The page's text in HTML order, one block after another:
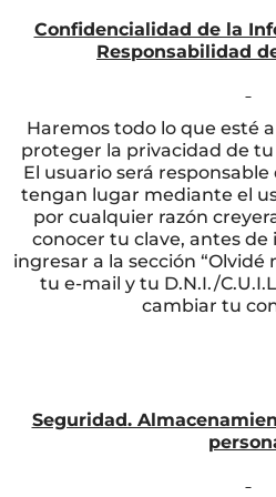
Confidencialidad de la
Responsabilidad
Haremos todo lo que esté
proteger la privacidad de
El usuario será
tengan lugar mediante el
por cualquier razón
conocer tu clave, antes de
ingresar a la sección
tu e-mail y tu D.N.I./
cambiar tu
Seguridad.